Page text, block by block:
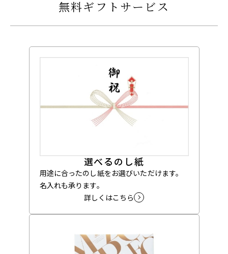
無料ギフトサービス
選べるのし紙
用途に合ったのし紙をお選びいただけます。
名入れも承ります。
詳しくはこちら